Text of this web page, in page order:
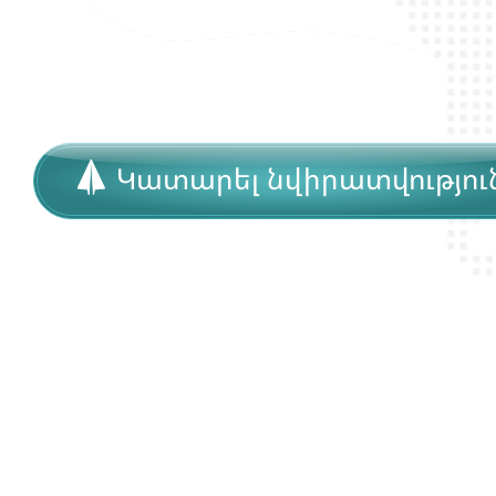
Կատարել